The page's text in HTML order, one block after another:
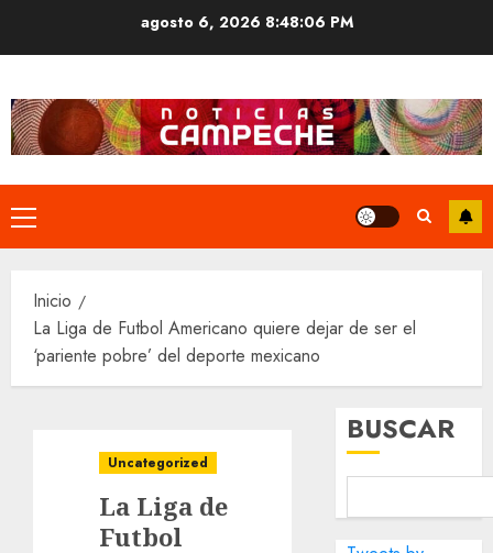
agosto 6, 2026 8:48:07 PM
Menú
principal
Inicio
La Liga de Futbol Americano quiere dejar de ser el
‘pariente pobre’ del deporte mexicano
Uncategorized
La Liga de
Futbol
BUSCAR